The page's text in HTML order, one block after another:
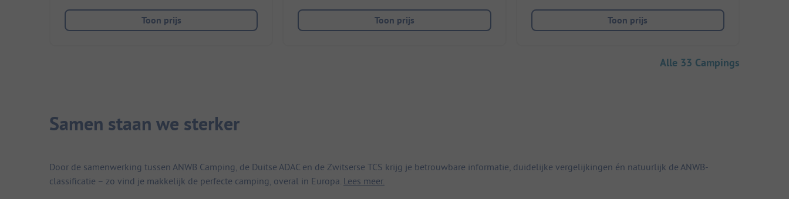
Toon prijs Toon prijs Toon prijs
Alle 33 Campings
Samen staan we sterker
Door de samenwerking tussen ANWB Camping, de Duitse ADAC en de Zwitserse TCS krijg je betrouwbare informatie, duidelijke vergelijkingen én natuurlijk de ANWB-
classificatie – zo vind je makkelijk de perfecte camping, overal in Europa. Lees meer.